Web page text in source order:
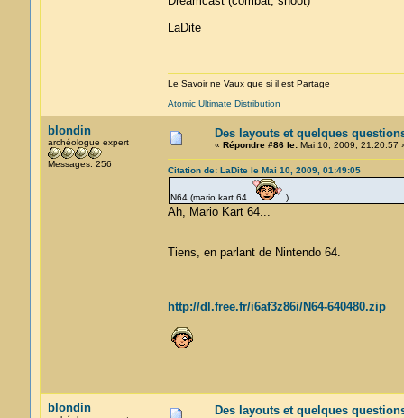
LaDite
Le Savoir ne Vaux que si il est Partage
Atomic Ultimate Distribution
blondin
archéologue expert
Messages: 256
Des layouts et quelques
« Répondre #86 le:Mai 10, 2009, 21:20:57
Citation de: LaDite le Mai 10, 2009, 01:49:05
N64 (mario kart 64 )
Ah, Mario Kart 64...
Tiens, en parlant de Nintendo 64.
http://dl.free.fr/i6af3z86i/N64-640480.zip
blondin Des layouts et quelques